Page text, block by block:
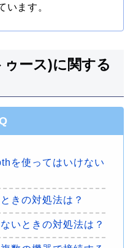
います。
ース)に関する
を使ってはいけない
きの対処法は？
いときの対処法は？